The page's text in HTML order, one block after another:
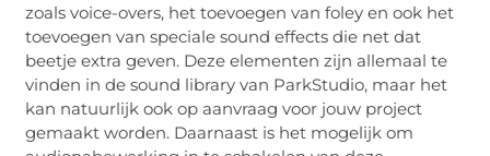
zoals voice-overs, het toevoegen van foley en ook het
toevoegen van speciale sound effects die net dat
beetje extra geven. Deze elementen zijn allemaal te
vinden in de sound library van ParkStudio, maar het
kan natuurlijk ook op aanvraag voor jouw project
gemaakt worden. Daarnaast is het mogelijk om